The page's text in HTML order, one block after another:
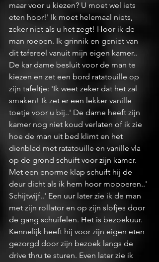
maar voor u kiezen? U moet wel iets
eten hoor!' Ik moet helemaal niets,
zeker niet als u het zegt! Hoor ik de
man roepen. Ik grinnik en geniet van
dit tafereel vanuit mijn eigen kamer..
De kar dame besluit voor de man te
kiezen en zet een bord ratatouille op
zijn tafeltje: 'Ik weet zeker dat het zal
smaken! Ik zet er een lekker vanille
toetje voor u bij..' De dame heeft zijn
kamer nog niet koud verlaten of ik zie
hoe de man uit bed klimt en het
dienblad met ratatouille en vanille vla
op de grond schuift voor zijn kamer.
Met een enorme klap schuift hij de
deur dicht als ik hem hoor mopperen..'
Schijtwijf..' Een uur later zie ik de man
met zijn rollator en op zijn slofjes door
de gang schuifelen. Het is bezoekuur.
Kennelijk heeft hij voor zijn eigen eten
gezorgd door zijn bezoek langs de
drive thru te sturen. Even later zie ik